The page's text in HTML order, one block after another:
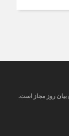
بیان روز مجاز است.